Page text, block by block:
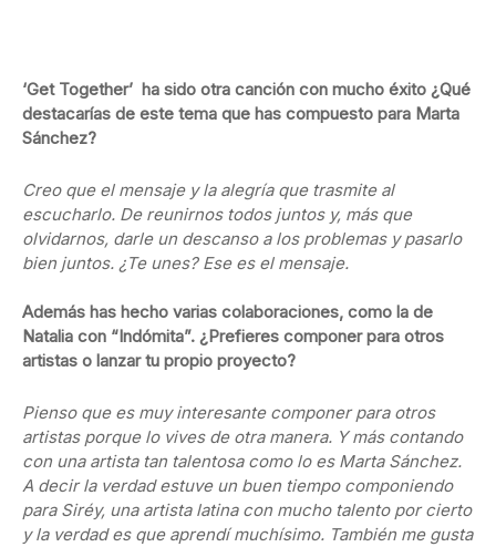
‘Get Together’ ha sido otra canción con mucho éxito ¿Qué
destacarías de este tema que has compuesto para Marta
Sánchez?
Creo que el mensaje y la alegría que trasmite al
escucharlo. De reunirnos todos juntos y, más que
olvidarnos, darle un descanso a los problemas y pasarlo
bien juntos. ¿Te unes? Ese es el mensaje.
Además has hecho varias colaboraciones, como la de
Natalia con “Indómita”. ¿Prefieres componer para otros
artistas o lanzar tu propio proyecto?
Pienso que es muy interesante componer para otros
artistas porque lo vives de otra manera. Y más contando
con una artista tan talentosa como lo es Marta Sánchez.
A decir la verdad estuve un buen tiempo componiendo
para Siréy, una artista latina con mucho talento por cierto
y la verdad es que aprendí muchísimo. También me gusta